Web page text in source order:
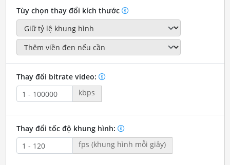
Tùy chọn thay đổi kích thước
Thay đổi bitrate video:
kbps
Thay đổi tốc độ khung hình:
fps (khung hình mỗi giây)